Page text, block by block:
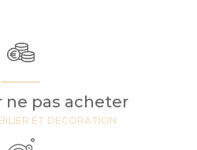
ne pas acheter
ET DECORATION